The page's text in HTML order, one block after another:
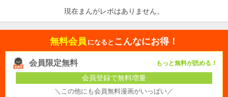
現在まんがレポはありません。
無料会員 になると こんなにお得！
会員限定無料 もっと無料が読める！
会員登録で無料増量
＼この他にも会員無料漫画がいっぱい／